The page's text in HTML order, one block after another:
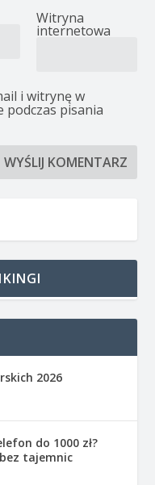
Witryna
internetowa
i witrynę w
podczas pisania
2026
do 1000 zł?
tajemnic